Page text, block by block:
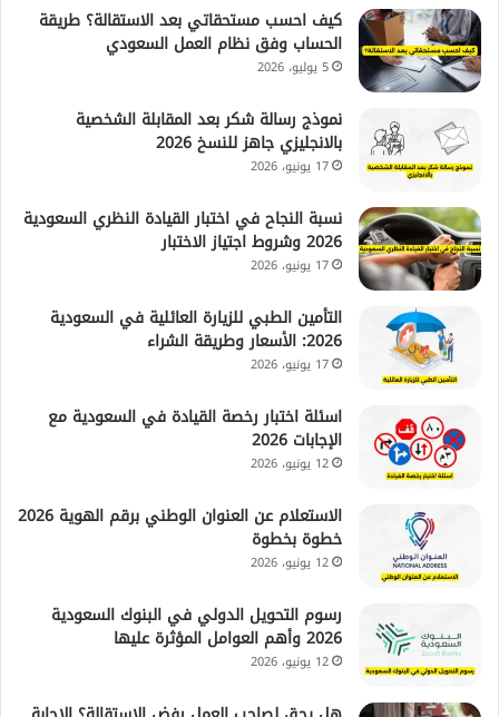
كيف احسب مستحقاتي بعد الاستقالة؟ طريقة
الحساب وفق نظام العمل السعودي
5 يوليو، 2026
نموذج رسالة شكر بعد المقابلة الشخصية
بالانجليزي جاهز للنسخ 2026
17 يونيو، 2026
نسبة النجاح في اختبار القيادة النظري السعودية
2026 وشروط اجتياز الاختبار
17 يونيو، 2026
التأمين الطبي للزيارة العائلية في السعودية
2026: الأسعار وطريقة الشراء
17 يونيو، 2026
اسئلة اختبار رخصة القيادة في السعودية مع
الإجابات 2026
12 يونيو، 2026
الاستعلام عن العنوان الوطني برقم الهوية 2026
خطوة بخطوة
12 يونيو، 2026
رسوم التحويل الدولي في البنوك السعودية
2026 وأهم العوامل المؤثرة عليها
12 يونيو، 2026